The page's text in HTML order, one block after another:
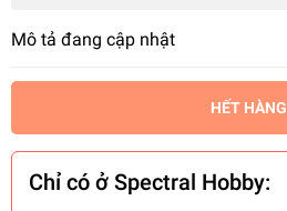
Mô tả đang cập nhật
HẾT HÀNG
Chỉ có ở Spectral Hobby: